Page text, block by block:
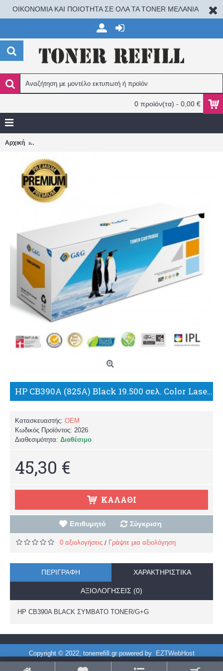
ΟΙΚΟΝΟΜΙΑ ΚΑΙ ΠΟΙΟΤΗΤΑ ΣΕ ΟΛΑ ΤΑ TONER ΜΕΛΑΝΙΑ
0 προϊόν(τα) - 0,00 €
Αρχική
HP CB390A (825A) Black 19.500 σελ. Color LaserJet CM6030mfp/CM6040mfp ΣΥΜΒΑΤΟ TONER/G+G
Κατασκευαστής: OEM
Κωδικός Προϊόντος: 2026
Διαθεσιμότητα: Διαθέσιμο
45,30 €
ΚΑΛΆΘΙ
Επιθυμητό Σύγκριση
0 αξιολογήσεις / Γράψτε μια αξιολόγηση
ΠΕΡΙΓΡΑΦΉ ΧΑΡΑΚΤΗΡΙΣΤΙΚΆ
ΑΞΙΟΛΟΓΉΣΕΙΣ (0)
HP CB390A BLACK ΣΥΜΒΑΤΟ TONER/G+G
Copyright © 2022, tonerrefill.gr powered by EZTWebHost